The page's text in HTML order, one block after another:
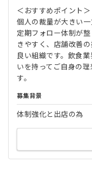
＜おすすめポイント＞
個人の裁量が大きい
定期フォロー体制が
きやすく、店舗改善
良い組織です。飲食
いを持ってご自身の
す。
募集背景
体制強化と出店の為